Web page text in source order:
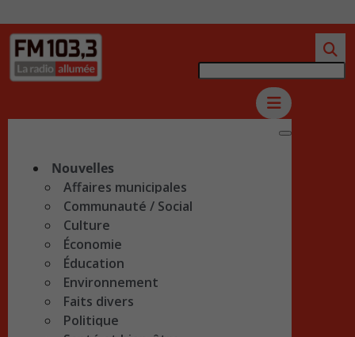
Nouvelles
Affaires municipales
Communauté / Social
Culture
Économie
Éducation
Environnement
Faits divers
Politique